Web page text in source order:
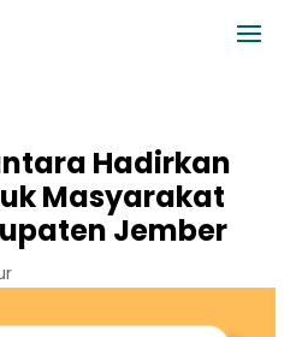
Hadirkan
Masyarakat
Jember